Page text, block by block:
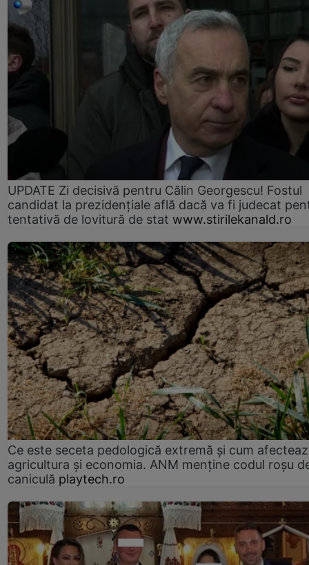
UPDATE Zi decisivă pentru Călin Georgescu! Fostul
candidat la prezidențiale află dacă va fi judecat
tentativă de lovitură de stat www.stirilekanald.ro
Ce este seceta pedologică extremă și cum
agricultura și economia. ANM menține codul roșu
caniculă playtech.ro